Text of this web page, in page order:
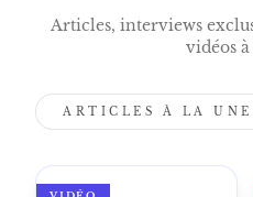
Articles, interviews
vidéos
ARTICLES À LA